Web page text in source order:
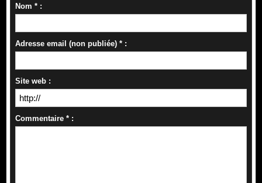
Nom * :
Adresse email (non publiée) * :
Site web :
Commentaire * :